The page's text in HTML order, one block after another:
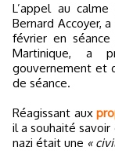
L’appel au calme du président de l'Assemblée nationale,
Bernard Accoyer,
février en
Martinique, a
gouvernement et
de séance.
Réagissant aux
il a souhaité
nazi était une «